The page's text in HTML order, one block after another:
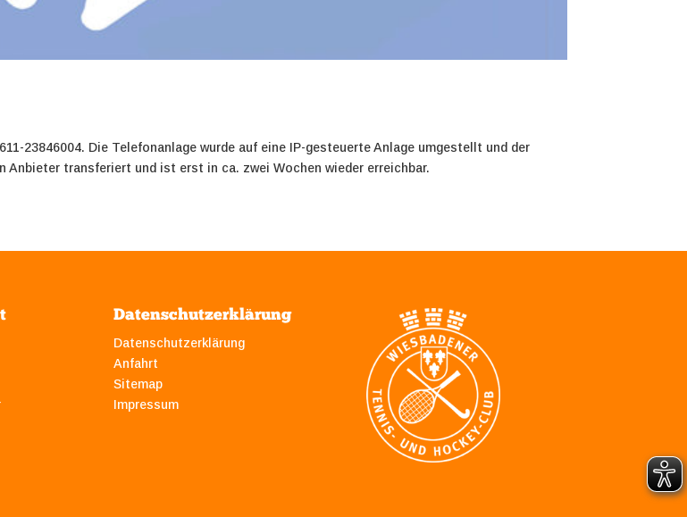
23846004. Die Telefonanlage wurde auf eine IP-gesteuerte Anlage umgestellt und der
transferiert und ist erst in ca. zwei Wochen wieder erreichbar.
Datenschutzerklärung
Datenschutzerklärung
Anfahrt
Sitemap
Impressum